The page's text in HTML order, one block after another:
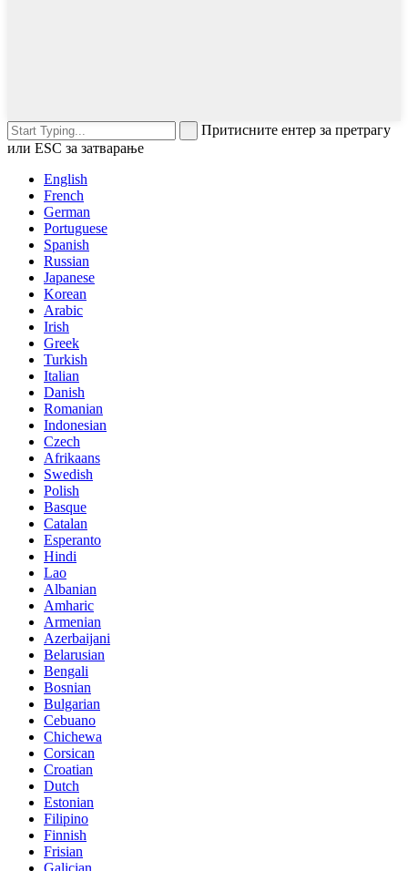
Притисните ентер за претрагу
или ESC за затварање
English
French
German
Portuguese
Spanish
Russian
Japanese
Korean
Arabic
Irish
Greek
Turkish
Italian
Danish
Romanian
Indonesian
Czech
Afrikaans
Swedish
Polish
Basque
Catalan
Esperanto
Hindi
Lao
Albanian
Amharic
Armenian
Azerbaijani
Belarusian
Bengali
Bosnian
Bulgarian
Cebuano
Chichewa
Corsican
Croatian
Dutch
Estonian
Filipino
Finnish
Frisian
Galician